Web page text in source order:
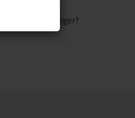
Woanders günstiger?